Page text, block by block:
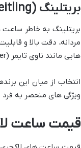
بریتلینگ (Breitling)
بریتلینگ به خاطر
مردانه، دقت بالا و
هایی مانند ناوی تایمر (Navitimer) نمادی از این برند هستند.
انتخاب از میان این
ویژگی های منحصر به فرد
قیمت ساعت